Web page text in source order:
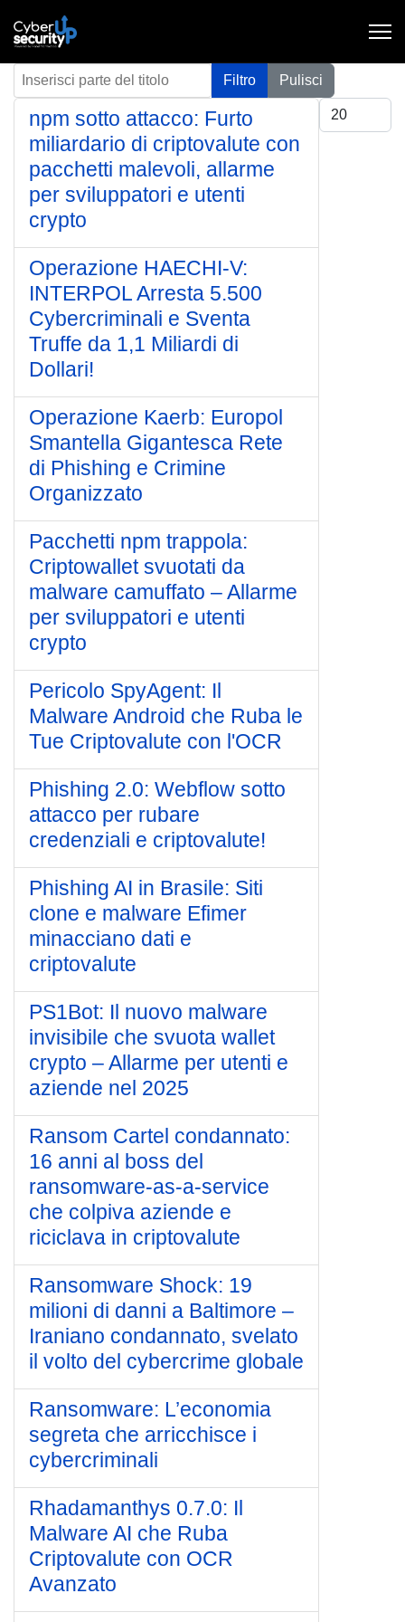
Inserisci parte del titolo Filtro
Pulisci
Visualizza #
npm sotto attacco: Furto
miliardario di criptovalute con
pacchetti malevoli, allarme
per sviluppatori e utenti
crypto
Operazione HAECHI-V:
INTERPOL Arresta 5.500
Cybercriminali e Sventa
Truffe da 1,1 Miliardi di
Dollari!
Operazione Kaerb: Europol
Smantella Gigantesca Rete
di Phishing e Crimine
Organizzato
Pacchetti npm trappola:
Criptowallet svuotati da
malware camuffato – Allarme
per sviluppatori e utenti
crypto
Pericolo SpyAgent: Il
Malware Android che Ruba le
Tue Criptovalute con l'OCR
Phishing 2.0: Webflow sotto
attacco per rubare
credenziali e criptovalute!
Phishing AI in Brasile: Siti
clone e malware Efimer
minacciano dati e
criptovalute
PS1Bot: Il nuovo malware
invisibile che svuota wallet
crypto – Allarme per utenti e
aziende nel 2025
Ransom Cartel condannato:
16 anni al boss del
ransomware-as-a-service
che colpiva aziende e
riciclava in criptovalute
Ransomware Shock: 19
milioni di danni a Baltimore –
Iraniano condannato, svelato
il volto del cybercrime globale
Ransomware: L’economia
segreta che arricchisce i
cybercriminali
Rhadamanthys 0.7.0: Il
Malware AI che Ruba
Criptovalute con OCR
Avanzato